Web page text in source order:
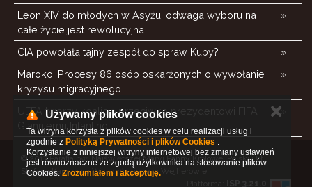
»
Leon XIV do młodych w Asyżu: odwaga wyboru na
całe życie jest rewolucyjna
»
CIA powołała tajny zespół do spraw Kuby?
»
Maroko: Procesy 86 osób oskarżonych o wywołanie
kryzysu migracyjnego
»
UEFA tworzy koalicję przeciwko prezydentowi FIFA
Gianniemu Infantino
© 2017 Parafia pw. Najświętszej Maryi Panny Królowej Polski i bł.
Stefana Kardynała Wyszyńskiego w Wejherowie
ISP 3.21.0
Używamy plików cookies
Ta witryna korzysta z plików cookies w celu realizacji usług i
zgodnie z Polityką Prywatności i plików Cookies .
Korzystanie z niniejszej witryny internetowej bez zmiany ustawień
jest równoznaczne ze zgodą użytkownika na stosowanie plików
Cookies. Zrozumiałem i akceptuję.
✕